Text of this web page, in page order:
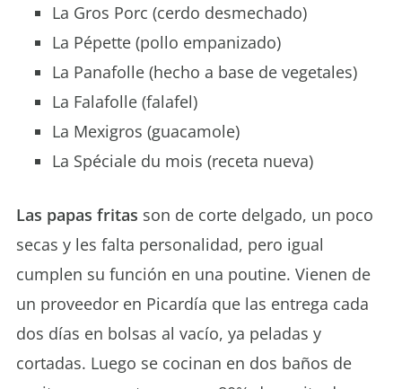
La Gros Porc (cerdo desmechado)
La Pépette (pollo empanizado)
La Panafolle (hecho a base de vegetales)
La Falafolle (falafel)
La Mexigros (guacamole)
La Spéciale du mois (receta nueva)
Las papas fritas son de corte delgado, un poco
secas y les falta personalidad, pero igual
cumplen su función en una poutine. Vienen de
un proveedor en Picardía que las entrega cada
dos días en bolsas al vacío, ya peladas y
cortadas. Luego se cocinan en dos baños de